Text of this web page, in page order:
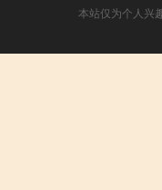
本站仅为个人兴